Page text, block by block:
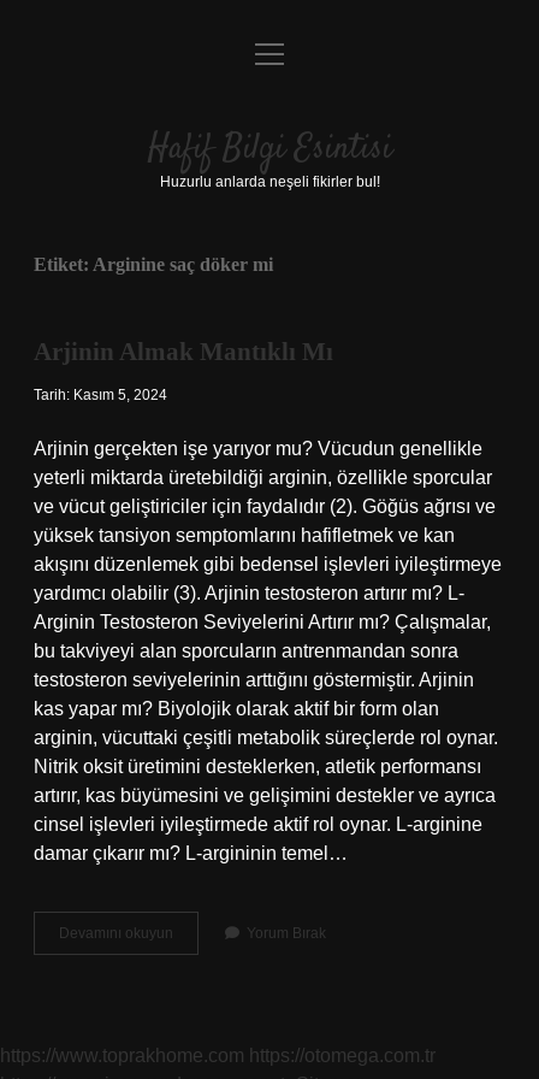
Anasayfa
Yasal Uyarı
menüyü
Hafif Bilgi Esintisi
Huzurlu anlarda neşeli fikirler bul!
Etiket: Arginine saç döker mi
Arjinin Almak Mantıklı Mı
Tarih: Kasım 5, 2024
Arjinin gerçekten işe yarıyor mu? Vücudun genellikle
yeterli miktarda üretebildiği arginin, özellikle sporcular
ve vücut geliştiriciler için faydalıdır (2). Göğüs ağrısı ve
yüksek tansiyon semptomlarını hafifletmek ve kan
akışını düzenlemek gibi bedensel işlevleri iyileştirmeye
yardımcı olabilir (3). Arjinin testosteron artırır mı? L-
Arginin Testosteron Seviyelerini Artırır mı? Çalışmalar,
bu takviyeyi alan sporcuların antrenmandan sonra
testosteron seviyelerinin arttığını göstermiştir. Arjinin
kas yapar mı? Biyolojik olarak aktif bir form olan
arginin, vücuttaki çeşitli metabolik süreçlerde rol oynar.
Nitrik oksit üretimini desteklerken, atletik performansı
artırır, kas büyümesini ve gelişimini destekler ve ayrıca
cinsel işlevleri iyileştirmede aktif rol oynar. L-arginine
damar çıkarır mı? L-argininin temel…
Devamını okuyun
Almak
Yorum Bırak
https://www.toprakhome.com https://otomega.com.tr